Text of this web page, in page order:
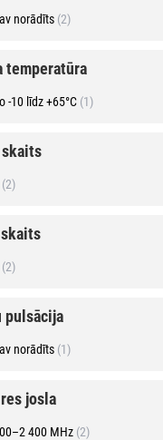
norādīts (2)
temperatūra
-10 līdz +65°C (1)
skaits
(2)
skaits
(2)
pulsācija
norādīts (1)
josla
400 MHz (2)